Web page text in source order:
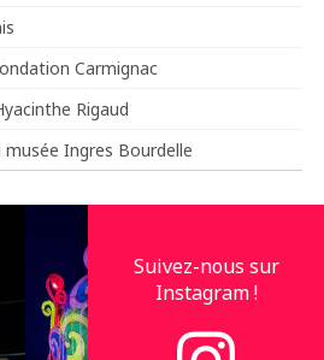
Carmignac
Rigaud
Ingres Bourdelle
Suivez-nous sur
Instagram !